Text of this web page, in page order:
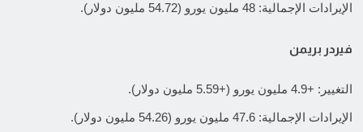
الإيرادات الإجمالية: 48 مليون يورو (54.72 مليون دولار).
فيردر بريمن
التغيير: +4.9 مليون يورو (+5.59 مليون دولار).
الإيرادات الإجمالية: 47.6 مليون يورو (54.26 مليون دولار).